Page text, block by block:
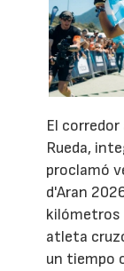
El
Rueda,
proclamó
d'Aran
kilómetros
atleta
un tiempo